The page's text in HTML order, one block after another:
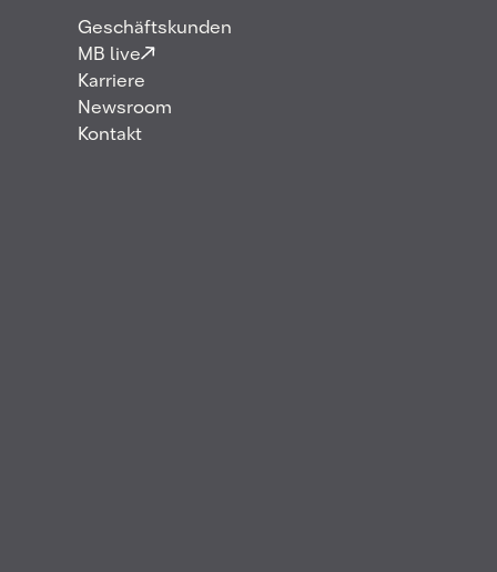
Geschäftskunden
MB live
Karriere
Newsroom
Kontakt
Kraftstoffe, Chemikalien und Technologien
Investitionsprojekte
Lagerung & Infrastruktur